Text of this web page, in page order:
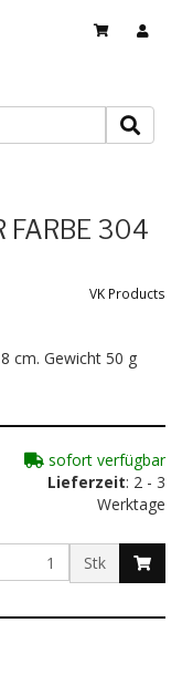
FARBE 304
VK Products
cm. Gewicht 50 g
sofort verfügbar
Lieferzeit: 2 - 3
Werktage
Stk